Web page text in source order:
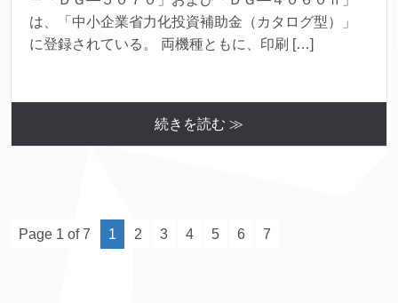
は、「中小企業省力化投資補助金（カタログ型）」
に登録されている。 両機種ともに、印刷 […]
続きを読む ≫
Page 1 of 7 1 2 3 4 5 6 7